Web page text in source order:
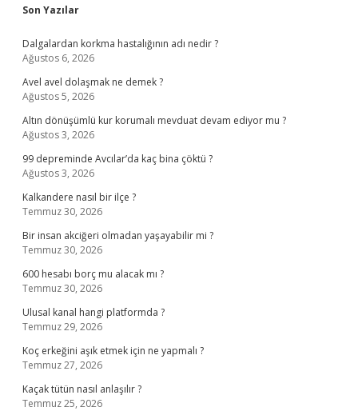
Sidebar
Son Yazılar
Dalgalardan korkma hastalığının adı nedir ?
Ağustos 6, 2026
Avel avel dolaşmak ne demek ?
Ağustos 5, 2026
Altın dönüşümlü kur korumalı mevduat devam ediyor mu ?
Ağustos 3, 2026
99 depreminde Avcılar’da kaç bina çöktü ?
Ağustos 3, 2026
Kalkandere nasıl bir ilçe ?
Temmuz 30, 2026
Bir insan akciğeri olmadan yaşayabilir mi ?
Temmuz 30, 2026
600 hesabı borç mu alacak mı ?
Temmuz 30, 2026
Ulusal kanal hangi platformda ?
Temmuz 29, 2026
Koç erkeğini aşık etmek için ne yapmalı ?
Temmuz 27, 2026
Kaçak tütün nasıl anlaşılır ?
Temmuz 25, 2026